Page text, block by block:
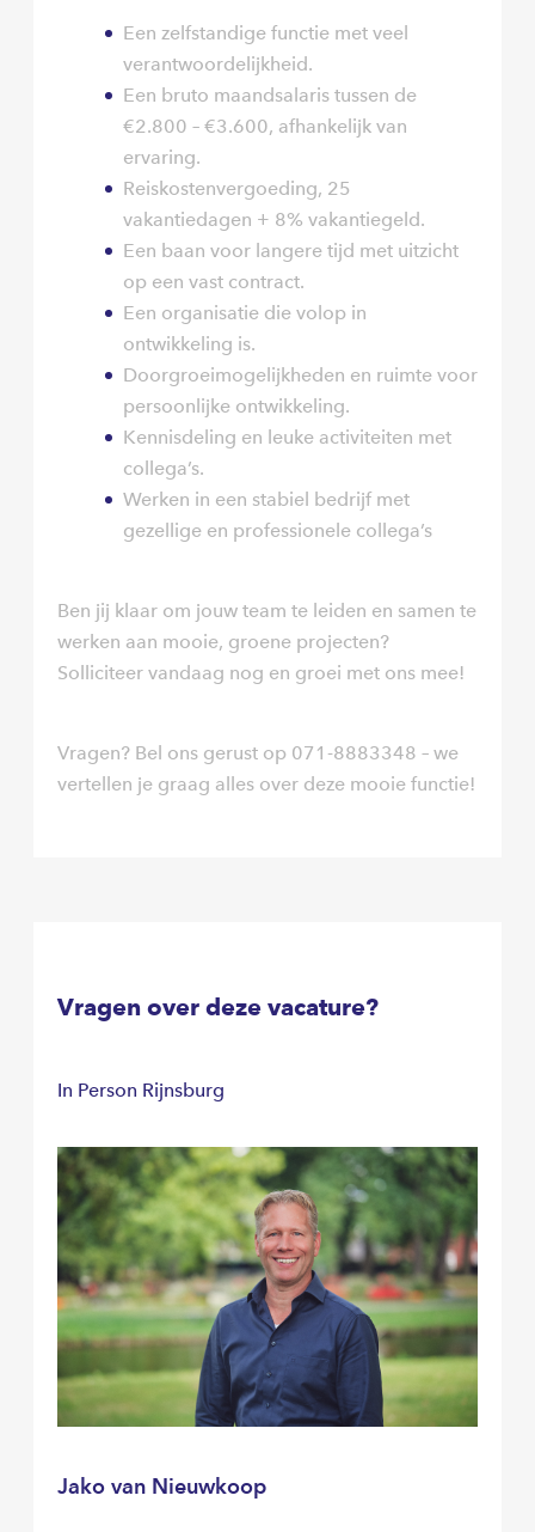
Een zelfstandige functie met veel
verantwoordelijkheid.
Een bruto maandsalaris tussen de
€2.800 – €3.600, afhankelijk van
ervaring.
Reiskostenvergoeding, 25
vakantiedagen + 8% vakantiegeld.
Een baan voor langere tijd met uitzicht
op een vast contract.
Een organisatie die volop in
ontwikkeling is.
Doorgroeimogelijkheden en ruimte voor
persoonlijke ontwikkeling.
Kennisdeling en leuke activiteiten met
collega’s.
Werken in een stabiel bedrijf met
gezellige en professionele collega’s
Ben jij klaar om jouw team te leiden en samen te
werken aan mooie, groene projecten?
Solliciteer vandaag nog en groei met ons mee!
Vragen? Bel ons gerust op 071-8883348 – we
vertellen je graag alles over deze mooie functie!
Vragen over deze vacature?
In Person Rijnsburg
Jako van Nieuwkoop